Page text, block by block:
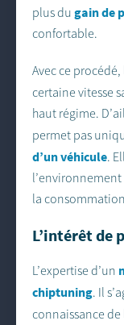
plus du gain de
confortable.
Avec ce
certaine vitesse
haut régime.
permet pas
d’un véhicule.
la
L’intérêt de
L’expertise d’un
chiptuning. Il
connaissance de